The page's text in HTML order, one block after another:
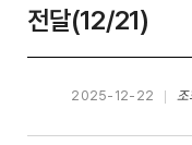
전달(12/21)
2025-12-22 조